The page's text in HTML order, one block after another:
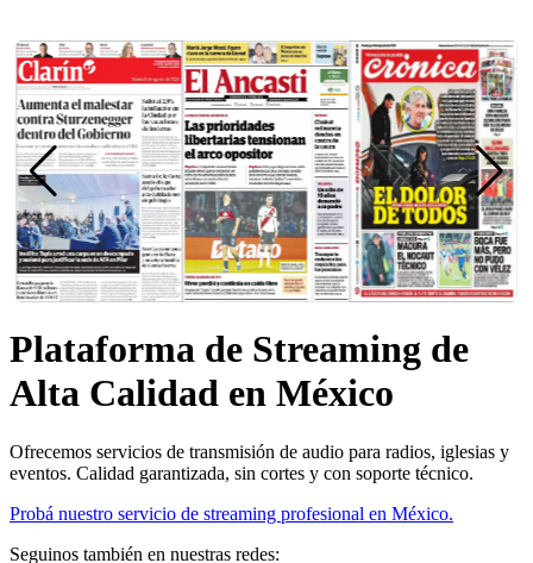
Plataforma de Streaming de
Alta Calidad en México
Ofrecemos servicios de transmisión de audio para radios, iglesias y
eventos. Calidad garantizada, sin cortes y con soporte técnico.
Probá nuestro servicio de streaming profesional en México.
Seguinos también en nuestras redes: